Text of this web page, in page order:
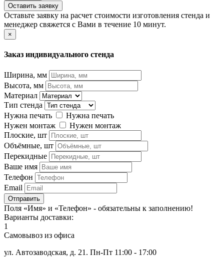
Оставить заявку
Оставьте заявку на расчет стоимости изготовления стенда и
менеджер свяжется с Вами в течение 10 минут.
×
Заказ индивидуального стенда
Ширина, мм
Высота, мм
Материал
Тип стенда
Нужна печать
Нужна печать
Нужен монтаж
Нужен монтаж
Плоские, шт
Объёмные, шт
Перекидные
Ваше имя
Телефон
Email
Отправить
Поля «Имя» и «Телефон» - обязательны к заполнению!
Варианты доставки:
1
Самовывоз из офиса
ул. Автозаводская, д. 21. Пн-Пт 11:00 - 17:00